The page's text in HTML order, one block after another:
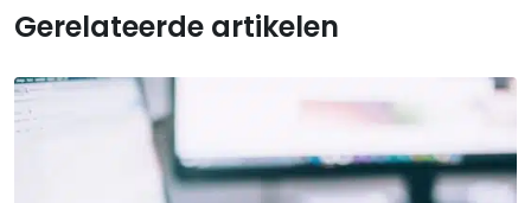
Gerelateerde artikelen